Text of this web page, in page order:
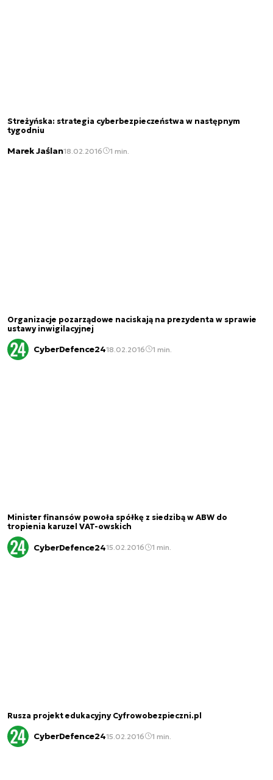
Streżyńska: strategia cyberbezpieczeństwa w następnym
tygodniu
Marek Jaślan18.02.2016 1 min.
Organizacje pozarządowe naciskają na prezydenta w sprawie
ustawy inwigilacyjnej
CyberDefence2418.02.2016 1 min.
Minister finansów powoła spółkę z siedzibą w ABW do
tropienia karuzel VAT-owskich
CyberDefence2415.02.2016 1 min.
Rusza projekt edukacyjny Cyfrowobezpieczni.pl
CyberDefence2415.02.2016 1 min.